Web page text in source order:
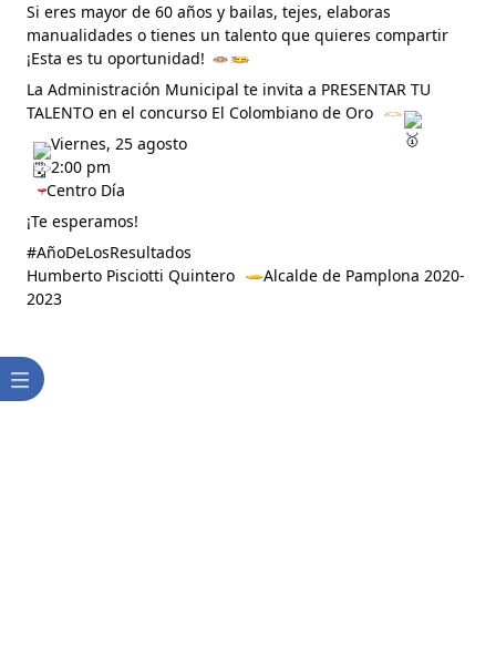
S​i eres mayor de 60 años y bailas, tejes, elaboras
manualidades o tienes un talento que quieres compartir
¡Esta es tu oportunidad!
La Administración Municipal te invita a PRESENTAR TU
TALENTO en el concurso El Colombiano de Oro
Viernes, 25 agosto
2:00 pm
Centro Día
¡Te esperamos!
#AñoDeLosResultados
Humberto Pisciotti Quintero
Alcalde de Pamplona 2020-
2023